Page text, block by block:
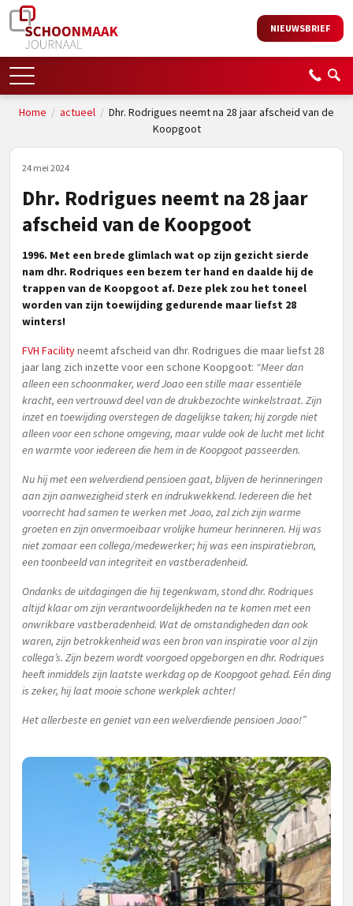
NIEUWSBRIEF
Home / actueel / Dhr. Rodrigues neemt na 28 jaar afscheid van de
Koopgoot
24 mei 2024
Dhr. Rodrigues neemt na 28 jaar
afscheid van de Koopgoot
1996. Met een brede glimlach wat op zijn gezicht sierde
nam dhr. Rodriques een bezem ter hand en daalde hij de
trappen van de Koopgoot af. Deze plek zou het toneel
worden van zijn toewijding gedurende maar liefst 28
winters!
FVH Facilityneemt afscheid van dhr. Rodrigues die maar liefst 28
jaar lang zich inzette voor een schone Koopgoot: “Meer dan
alleen een schoonmaker, werd Joao een stille maar essentiële
kracht, een vertrouwd deel van de drukbezochte winkelstraat. Zijn
inzet en toewijding overstegen de dagelijkse taken; hij zorgde niet
alleen voor een schone omgeving, maar vulde ook de lucht met licht
en warmte voor iedereen die hem in de Koopgoot passeerden.
Nu hij met een welverdiend pensioen gaat, blijven de herinneringen
aan zijn aanwezigheid sterk en indrukwekkend. Iedereen die het
voorrecht had samen te werken met Joao, zal zich zijn warme
groeten en zijn onvermoeibaar vrolijke humeur herinneren. Hij was
niet zomaar een collega/medewerker; hij was een inspiratiebron,
een toonbeeld van integriteit en vastberadenheid.
Ondanks de uitdagingen die hij tegenkwam, stond dhr. Rodriques
altijd klaar om zijn verantwoordelijkheden na te komen met een
onwrikbare vastberadenheid. Wat de omstandigheden dan ook
waren, zijn betrokkenheid was een bron van inspiratie voor al zijn
collega’s. Zijn bezem wordt voorgoed opgeborgen en dhr. Rodriques
heeft inmiddels zijn laatste werkdag op de Koopgoot gehad. Eén ding
is zeker, hij laat mooie schone werkplek achter!
Het allerbeste en geniet van een welverdiende pensioen Joao!”